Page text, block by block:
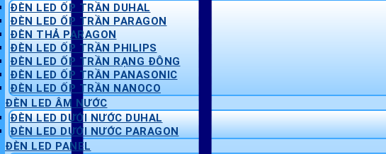
ĐÈN LED ỐP TRẦN DUHAL
ĐÈN LED ỐP TRẦN PARAGON
ĐÈN THẢ PARAGON
ĐÈN LED ỐP TRẦN PHILIPS
ĐÈN LED ỐP TRẦN RẠNG ĐÔNG
ĐÈN LED ỐP TRẦN PANASONIC
ĐÈN LED ỐP TRẦN NANOCO
ĐÈN LED ÂM NƯỚC
ĐÈN LED DƯỚI NƯỚC DUHAL
ĐÈN LED DƯỚI NƯỚC PARAGON
ĐÈN LED PANEL